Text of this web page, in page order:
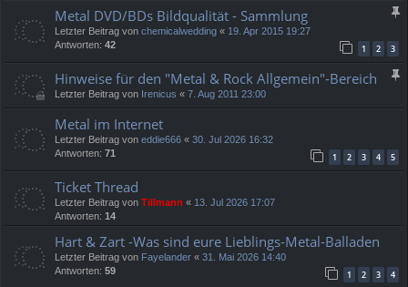
Metal DVD/BDs Bildqualität - Sammlung
Letzter Beitrag von chemicalwedding « 19. Apr 2015 19:27
Antworten: 42 1 2 3
Hinweise für den "Metal & Rock Allgemein"-Bereich
Letzter Beitrag von Irenicus « 7. Aug 2011 23:00
Metal im Internet
Letzter Beitrag von eddie666 « 30. Jul 2026 16:32
Antworten: 71 1 2 3 4 5
Ticket Thread
Letzter Beitrag von Tillmann « 13. Jul 2026 17:07
Antworten: 14
Hart & Zart -Was sind eure Lieblings-Metal-Balladen
Letzter Beitrag von Fayelander « 31. Mai 2026 14:40
Antworten: 59 1 2 3 4